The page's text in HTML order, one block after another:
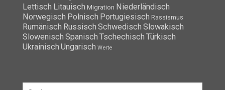
Lettisch Litauisch Migration Niederländisch
Norwegisch Polnisch Portugiesisch Rassismus
Rumänisch Russisch Schwedisch Slowakisch
Slowenisch Spanisch Tschechisch Türkisch
Ukrainisch Ungarisch Werte